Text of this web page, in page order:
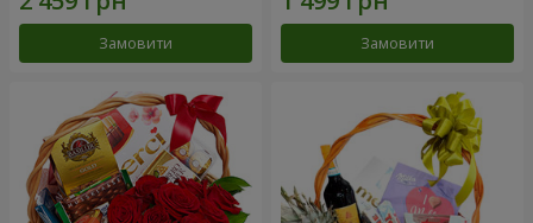
Замовити Замовити